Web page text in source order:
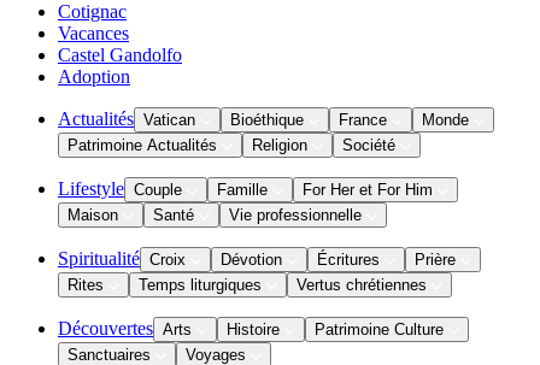
Cotignac
Vacances
Castel Gandolfo
Adoption
Actualités Vatican Bioéthique France
Monde
Patrimoine Actualités
Religion Société
Lifestyle Couple Famille
For Her et For Him
Maison
Santé Vie professionnelle
Spiritualité Croix Dévotion Écritures
Prière
Rites
Temps liturgiques Vertus chrétiennes
Découvertes Arts Histoire
Patrimoine Culture
Sanctuaires
Voyages